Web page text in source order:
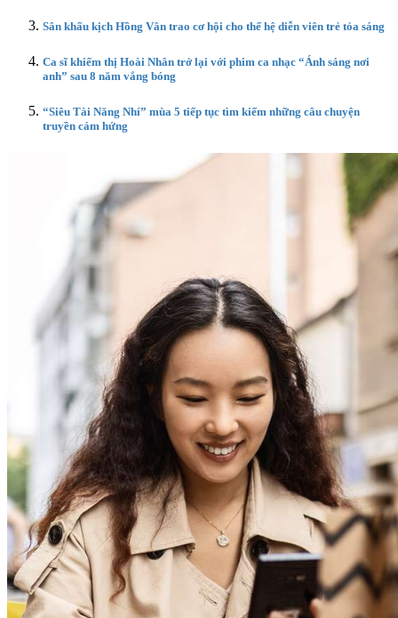
Sân khấu kịch Hồng Vân trao cơ hội cho thế hệ diễn viên trẻ tỏa sáng
Ca sĩ khiếm thị Hoài Nhân trở lại với phim ca nhạc “Ánh sáng nơi
anh” sau 8 năm vắng bóng
“Siêu Tài Năng Nhí” mùa 5 tiếp tục tìm kiếm những câu chuyện
truyền cảm hứng